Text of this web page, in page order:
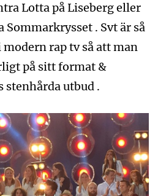
Lotta på Liseberg eller
. Svt är så
rap tv så att man
på sitt format &
utbud .